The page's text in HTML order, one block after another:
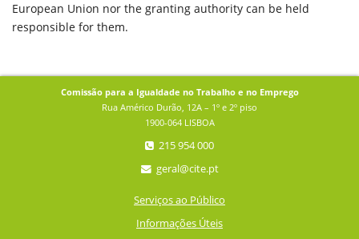
European Union nor the granting authority can be held
responsible for them.
Comissão para a Igualdade no Trabalho e no Emprego
Rua Américo Durão, 12A – 1º e 2º piso
1900-064 LISBOA
215 954 000
geral@cite.pt
Serviços ao Público
Informações Úteis